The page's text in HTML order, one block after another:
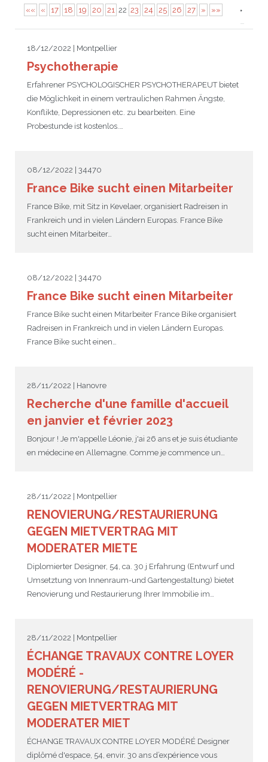
Perfectionnement
Atelier de chant
Formation professionnelle
Cours particuliers
Centre d’examens
Inscriptions et tarifs
Matériel pédagogique
Infos pour les parents
AbiBac
Onleihe – Prêt en ligne
Conseil de mobilité
Point info
Volontariat écologique
Parcourir les annonces
Rédiger une annonce
Brieffreunde@correspondants
Classe@Klasse
Anmeldung für deutsche Klassen
Actualités
Equipe de Montpellier
Jumelage Heidelberg / Montpellier
Maison de Montpellier
Coopérations culturelles et pédagogiques
Réseau d’affaires
Liens utiles
Les Mystères de Heidelberg
«« « 17 18 19 20 21 22 23 24 25 26 27 » »»
18/12/2022 | Montpellier
Psychotherapie
Erfahrener PSYCHOLOGISCHER PSYCHOTHERAPEUT bietet
die Möglichkeit in einem vertraulichen Rahmen Ängste,
Konflikte, Depressionen etc. zu bearbeiten. Eine
Probestunde ist kostenlos.…
08/12/2022 | 34470
France Bike sucht einen Mitarbeiter
France Bike, mit Sitz in Kevelaer, organisiert Radreisen in
Frankreich und in vielen Ländern Europas. France Bike
sucht einen Mitarbeiter…
08/12/2022 | 34470
France Bike sucht einen Mitarbeiter
France Bike sucht einen Mitarbeiter France Bike organisiert
Radreisen in Frankreich und in vielen Ländern Europas.
France Bike sucht einen…
28/11/2022 | Hanovre
Recherche d'une famille d'accueil
en janvier et février 2023
Bonjour ! Je m'appelle Léonie, j'ai 26 ans et je suis étudiante
en médecine en Allemagne. Comme je commence un…
28/11/2022 | Montpellier
RENOVIERUNG/RESTAURIERUNG
GEGEN MIETVERTRAG MIT
MODERATER MIETE
Diplomierter Designer, 54, ca. 30 j Erfahrung (Entwurf und
Umsetztung von Innenraum-und Gartengestaltung) bietet
Renovierung und Restaurierung Ihrer Immobilie im…
28/11/2022 | Montpellier
ÉCHANGE TRAVAUX CONTRE LOYER
MODÉRÉ -
RENOVIERUNG/RESTAURIERUNG
GEGEN MIETVERTRAG MIT
MODERATER MIET
ÉCHANGE TRAVAUX CONTRE LOYER MODÉRÉ Designer
diplômé d'espace, 54, envir. 30 ans d’expérience vous